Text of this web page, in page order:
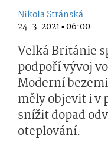
Nikola Stránská
24. 3. 2021 ▪ 06:00
Velká Británie
podpoří vývoj
Moderní
měly objevit i v
snížit dopad
oteplování.